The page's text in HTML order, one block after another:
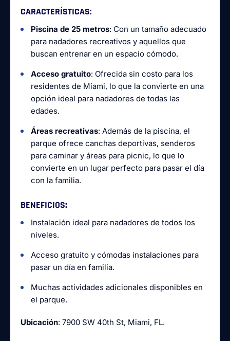
CARACTERÍSTICAS:
Piscina de 25 metros: Con un tamaño adecuado
para nadadores recreativos y aquellos que
buscan entrenar en un espacio cómodo.
Acceso gratuito: Ofrecida sin costo para los
residentes de Miami, lo que la convierte en una
opción ideal para nadadores de todas las
edades.
Áreas recreativas: Además de la piscina, el
parque ofrece canchas deportivas, senderos
para caminar y áreas para picnic, lo que lo
convierte en un lugar perfecto para pasar el día
con la familia.
BENEFICIOS:
Instalación ideal para nadadores de todos los
niveles.
Acceso gratuito y cómodas instalaciones para
pasar un día en familia.
Muchas actividades adicionales disponibles en
el parque.
Ubicación: 7900 SW 40th St, Miami, FL.